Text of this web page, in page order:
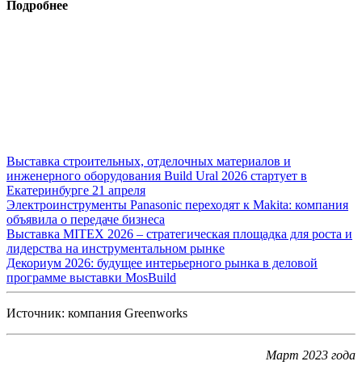
Подробнее
Выставка строительных, отделочных материалов и
инженерного оборудования Build Ural 2026 стартует в
Екатеринбурге 21 апреля
Электроинструменты Panasonic переходят к Makita: компания
объявила о передаче бизнеса
Выставка MITEX 2026 – стратегическая площадка для роста и
лидерства на инструментальном рынке
Декориум 2026: будущее интерьерного рынка в деловой
программе выставки MosBuild
Источник: компания Greenworks
Март 2023 года